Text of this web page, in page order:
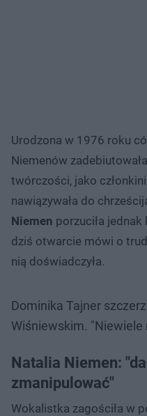
Urodzona w 1976 roku
Niemenów
twórczości, jako
nawiązywała do
Niemen porzuciła
dziś otwarcie mówi o
nią doświadczyła.
Dominika Tajner
Wiśniewskim. "Niewiele
Natalia Niemen:
zmanipulować"
Wokalistka zagościła w